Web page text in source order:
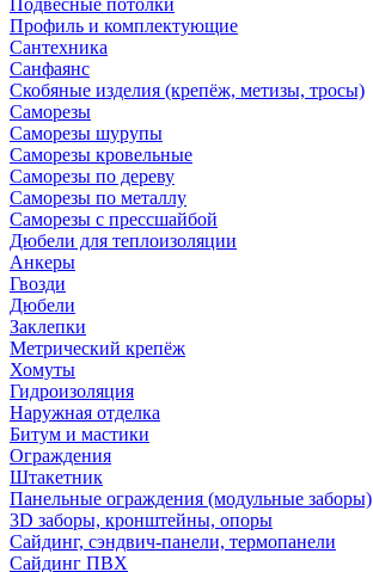
Подвесные потолки
Профиль и комплектующие
Сантехника
Санфаянс
Скобяные изделия (крепёж, метизы, тросы)
Саморезы
Саморезы шурупы
Саморезы кровельные
Саморезы по дереву
Саморезы по металлу
Саморезы с прессшайбой
Дюбели для теплоизоляции
Анкеры
Гвозди
Дюбели
Заклепки
Метрический крепёж
Хомуты
Гидроизоляция
Наружная отделка
Битум и мастики
Ограждения
Штакетник
Панельные ограждения (модульные заборы)
3D заборы, кронштейны, опоры
Cайдинг, сэндвич-панели, термопанели
Сайдинг ПВХ